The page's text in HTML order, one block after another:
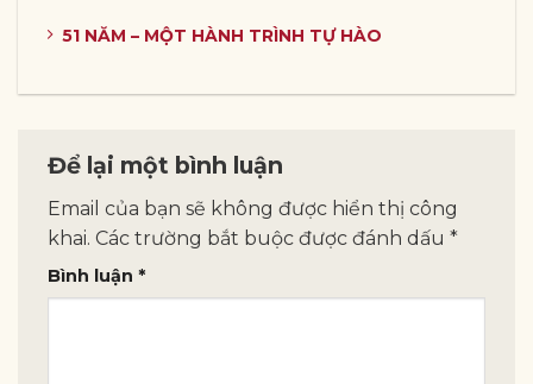
51 NĂM – MỘT HÀNH TRÌNH TỰ HÀO
Để lại một bình luận
Email của bạn sẽ không được hiển thị công
khai. Các trường bắt buộc được đánh dấu *
Bình luận *